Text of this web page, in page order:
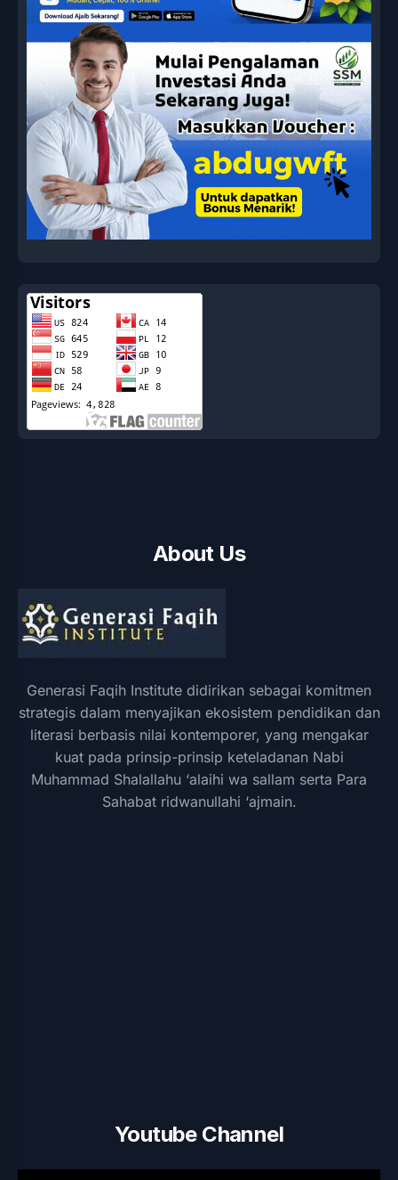
About Us
Generasi Faqih Institute didirikan sebagai komitmen
strategis dalam menyajikan ekosistem pendidikan dan
literasi berbasis nilai kontemporer, yang mengakar
kuat pada prinsip-prinsip keteladanan Nabi
Muhammad Shalallahu ‘alaihi wa sallam serta Para
Sahabat ridwanullahi ‘ajmain.
Youtube Channel